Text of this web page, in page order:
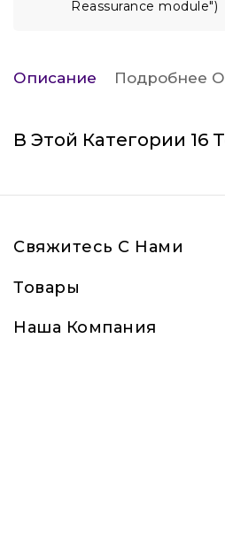
Reassurance module")
Описание Подробнее О
В Этой Категории 16
Свяжитесь С Нами
Товары
Наша Компания